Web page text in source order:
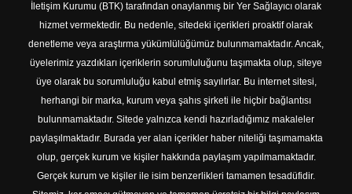
İletişim Kurumu (BTK) tarafından onaylanmış bir Yer Sağlayıcı olarak
hizmet vermektedir. Bu nedenle, sitedeki içerikleri proaktif olarak
denetleme veya araştırma yükümlülüğümüz bulunmamaktadır. Ancak,
üyelerimiz yazdıkları içeriklerin sorumluluğunu taşımakta olup, siteye
üye olarak bu sorumluluğu kabul etmiş sayılırlar. Bu internet sitesi,
herhangi bir marka, kurum veya şahıs şirketi ile hiçbir bağlantısı
bulunmamaktadır. Sitede yalnızca kendi hazırladığımız makaleler
paylaşılmaktadır. Burada yer alan içerikler haber niteliği taşımamakta
olup, gerçek kurum ve kişiler hakkında paylaşım yapılmamaktadır.
Gerçek kurum ve kişiler ile isim benzerlikleri tamamen tesadüfidir.